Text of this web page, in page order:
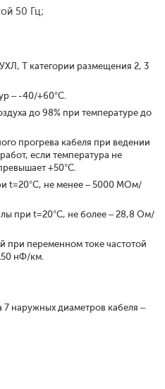
50 Гц;
Т категории размещения 2, 3
– -40/+60°С.
до 98% при температуре до
прогрева кабеля при ведении
если температура не
+50°С.
t=20°С, не менее – 5000 МОм/
при t=20°С, не более – 28,8 Ом/
при переменном токе частотой
нФ/км.
наружных диаметров кабеля –